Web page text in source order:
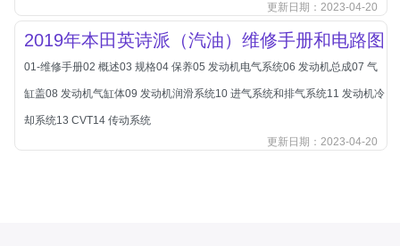
D
DS
DS
DS-进口
东南
东风富康
更新日期：2023-04-20
2019年本田英诗派（汽油）维修手册和电路图
01-维修手册02 概述03 规格04 保养05 发动机电气系统06 发动机总成07 气
缸盖08 发动机气缸体09 发动机润滑系统10 进气系统和排气系统11 发动机冷
却系统13 CVT14 传动系统
更新日期：2023-04-20